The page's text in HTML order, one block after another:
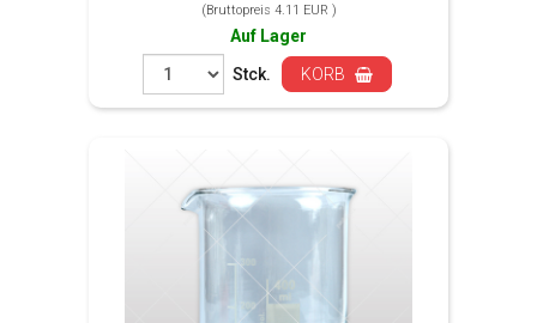
(Bruttopreis 4.11 EUR )
Auf Lager
Stck.
KORB